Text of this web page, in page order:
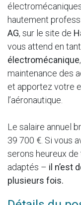
hautement
AG, sur le site de
vous attend en
électromécanique
maintenance des
et apportez votre
l’aéronautique.
Le salaire annuel
39 700 €. Si vous
serons heureux
adaptés – il n’est
plusieurs fois.